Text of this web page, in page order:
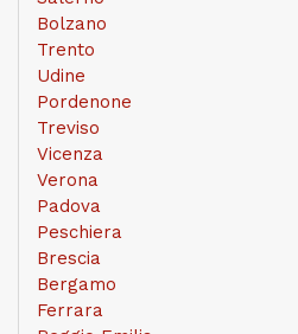
Bolzano
Trento
Udine
Pordenone
Treviso
Vicenza
Verona
Padova
Peschiera
Brescia
Bergamo
Ferrara